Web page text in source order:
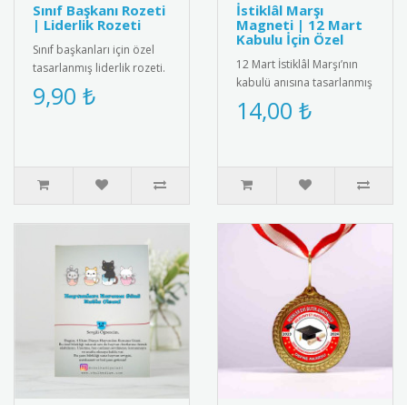
Sınıf Başkanı Rozeti
| Liderlik Rozeti
Sınıf başkanları için özel
tasarlanmış liderlik rozeti.
Öğrencilerin sorumluluk
bilincini geliştiren..
9,90 ₺
İstiklâl Marşı
Magneti | 12 Mart
Kabulu İçin Özel
12 Mart İstiklâl Marşı’nın
kabulü anısına tasarlanmış
magnet. Canlı baskı
kalitesiyle fotoğraflı ya ..
14,00 ₺